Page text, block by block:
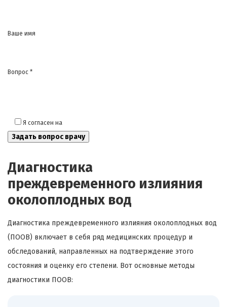
Ваше имя
Вопрос *
Я согласен на
Диагностика
преждевременного излияния
околоплодных вод
Диагностика преждевременного излияния околоплодных вод
(ПООВ) включает в себя ряд медицинских процедур и
обследований, направленных на подтверждение этого
состояния и оценку его степени. Вот основные методы
диагностики ПООВ: